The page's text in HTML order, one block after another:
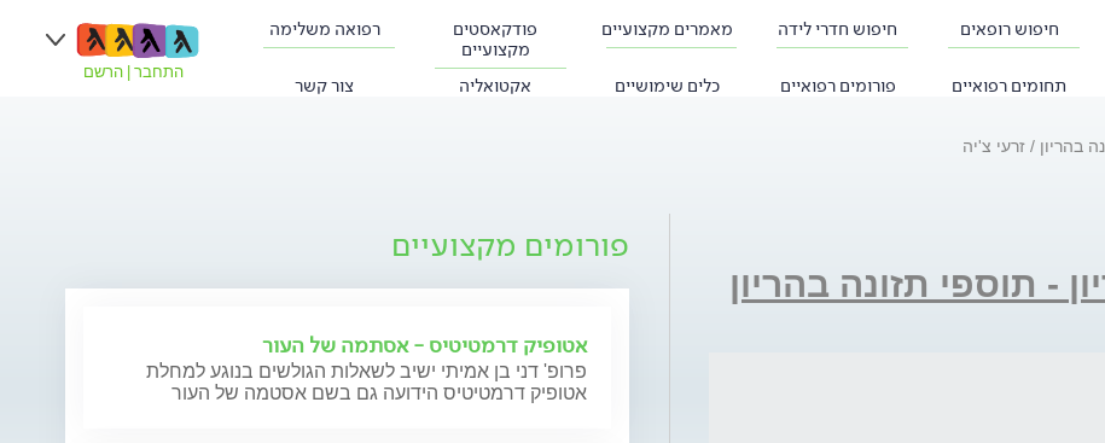
חיפוש רופאים חיפוש חדרי לידה מאמרים מקצועיים
פודקאסטים
מקצועיים
רפואה משלימה
תחומים רפואיים פורומים רפואיים כלים שימושיים אקטואליה צור קשר
התחבר הרשם
בהריון זרעי צ'יה
- תוספי תזונה בהריון
פורומים מקצועיים
אטופיק דרמטיטיס - אסתמה של העור
פרופ' דני בן אמיתי ישיב לשאלות הגולשים בנוגע למחלת
אטופיק דרמטיטיס הידועה גם בשם אסטמה של העור